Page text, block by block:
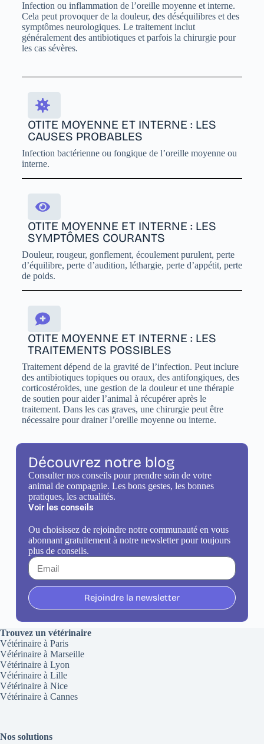
Infection ou inflammation de l’oreille moyenne et interne.
Cela peut provoquer de la douleur, des déséquilibres et des
symptômes neurologiques. Le traitement inclut
généralement des antibiotiques et parfois la chirurgie pour
les cas sévères.
OTITE MOYENNE ET INTERNE : LES
CAUSES PROBABLES
Infection bactérienne ou fongique de l’oreille moyenne ou
interne.
OTITE MOYENNE ET INTERNE : LES
SYMPTÔMES COURANTS
Douleur, rougeur, gonflement, écoulement purulent, perte
d’équilibre, perte d’audition, léthargie, perte d’appétit, perte
de poids.
OTITE MOYENNE ET INTERNE : LES
TRAITEMENTS POSSIBLES
Traitement dépend de la gravité de l’infection. Peut inclure
des antibiotiques topiques ou oraux, des antifongiques, des
corticostéroïdes, une gestion de la douleur et une thérapie
de soutien pour aider l’animal à récupérer après le
traitement. Dans les cas graves, une chirurgie peut être
nécessaire pour drainer l’oreille moyenne ou interne.
Découvrez notre blog
Consulter nos conseils pour prendre soin de votre
animal de compagnie. Les bons gestes, les bonnes
pratiques, les actualités.
Voir les conseils
Ou choisissez de rejoindre notre communauté en vous
abonnant gratuitement à notre newsletter pour toujours
plus de conseils.
Rejoindre la newsletter
Trouvez un vétérinaire
Vétérinaire à Paris
Vétérinaire à Marseille
Vétérinaire à Lyon
Vétérinaire à Lille
Vétérinaire à Nice
Vétérinaire à Cannes
Nos solutions